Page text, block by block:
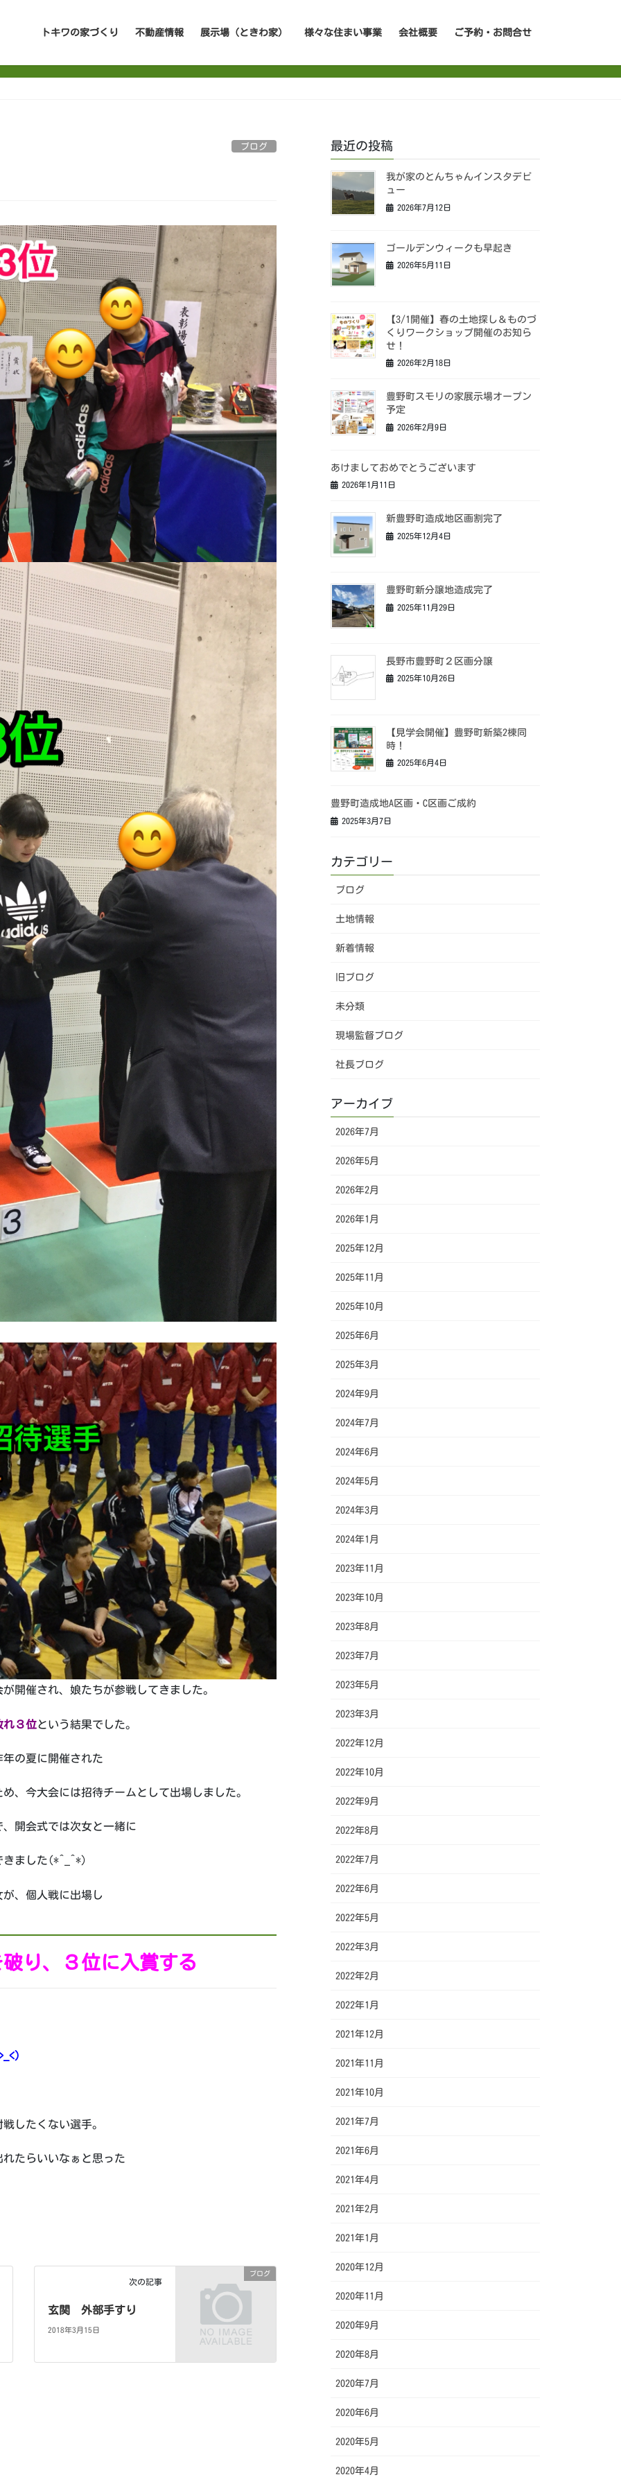
トキワの家づくり 不動産情報 展示場（ときわ家） 様々な住まい事業 会社概要 ご予約・お問合せ
ブログ
開催され、娘たちが参戦してきました。
れ３位という結果でした。
の夏に開催された
、今大会には招待チームとして出場しました。
開会式では次女と一緒に
きました(*^_^*)
、個人戦に出場し
り、３位に入賞する
したくない選手。
たらいいなぁと思った
ブログ
次の記事
玄関 外部手すり
2018年3月15日
最近の投稿
我が家のとんちゃんインスタデビ
ュー
2026年7月12日
ゴールデンウィークも早起き
2026年5月11日
【3/1開催】春の土地探し＆ものづ
くりワークショップ開催のお知ら
せ！
2026年2月18日
豊野町スモリの家展示場オープン
予定
2026年2月9日
あけましておめでとうございます
2026年1月11日
新豊野町造成地区画割完了
2025年12月4日
豊野町新分譲地造成完了
2025年11月29日
長野市豊野町２区画分譲
2025年10月26日
【見学会開催】豊野町新築2棟同
時！
2025年6月4日
豊野町造成地A区画・C区画ご成約
2025年3月7日
カテゴリー
ブログ
土地情報
新着情報
旧ブログ
未分類
現場監督ブログ
社長ブログ
アーカイブ
2026年7月
2026年5月
2026年2月
2026年1月
2025年12月
2025年11月
2025年10月
2025年6月
2025年3月
2024年9月
2024年7月
2024年6月
2024年5月
2024年3月
2024年1月
2023年11月
2023年10月
2023年8月
2023年7月
2023年5月
2023年3月
2022年12月
2022年10月
2022年9月
2022年8月
2022年7月
2022年6月
2022年5月
2022年3月
2022年2月
2022年1月
2021年12月
2021年11月
2021年10月
2021年7月
2021年6月
2021年4月
2021年2月
2021年1月
2020年12月
2020年11月
2020年9月
2020年8月
2020年7月
2020年6月
2020年5月
2020年4月